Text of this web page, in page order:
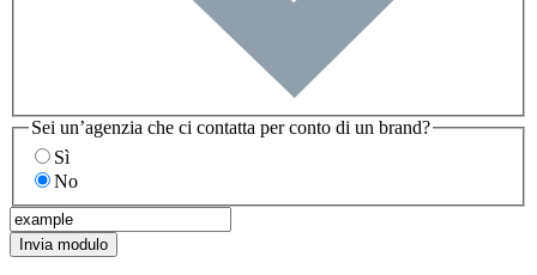
Sei un’agenzia che ci contatta per conto di un brand?
Sì
No
Invia modulo